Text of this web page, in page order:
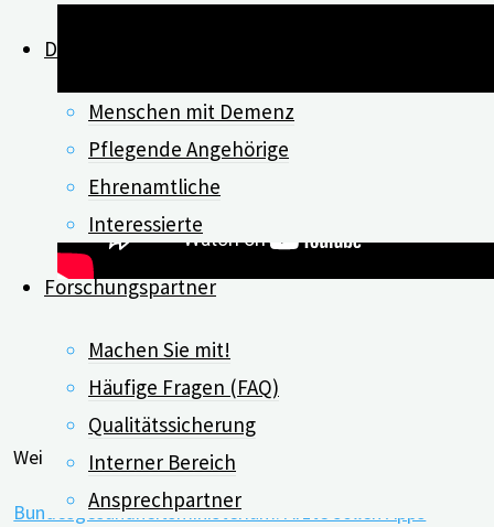
Digitale Angebote
Menschen mit Demenz
Pflegende Angehörige
Ehrenamtliche
Interessierte
Forschungspartner
Machen Sie mit!
Häufige Fragen (FAQ)
Qualitätssicherung
Interner Bereich
Ansprechpartner
Weiterführende Links:
Bundesgesundheitsministerium: Ärzte sollen Apps